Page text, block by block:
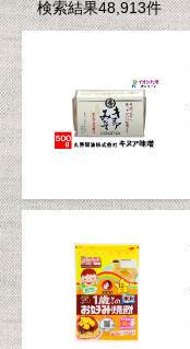
検索結果48,913件